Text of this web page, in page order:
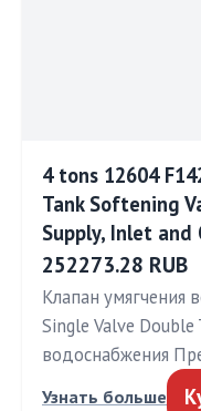
4 tons 12604
Tank Softening
Supply, Inlet and
252273.28 RUB
Клапан умягчения
Single Valve
водоснабжения
Узнать больше